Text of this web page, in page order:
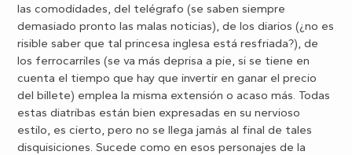
las comodidades, del telégrafo (se saben siempre
demasiado pronto las malas noticias), de los diarios (¿no es
risible saber que tal princesa inglesa está resfriada?), de
los ferrocarriles (se va más deprisa a pie, si se tiene en
cuenta el tiempo que hay que invertir en ganar el precio
del billete) emplea la misma extensión o acaso más. Todas
estas diatribas están bien expresadas en su nervioso
estilo, es cierto, pero no se llega jamás al final de tales
disquisiciones. Sucede como en esos personajes de la